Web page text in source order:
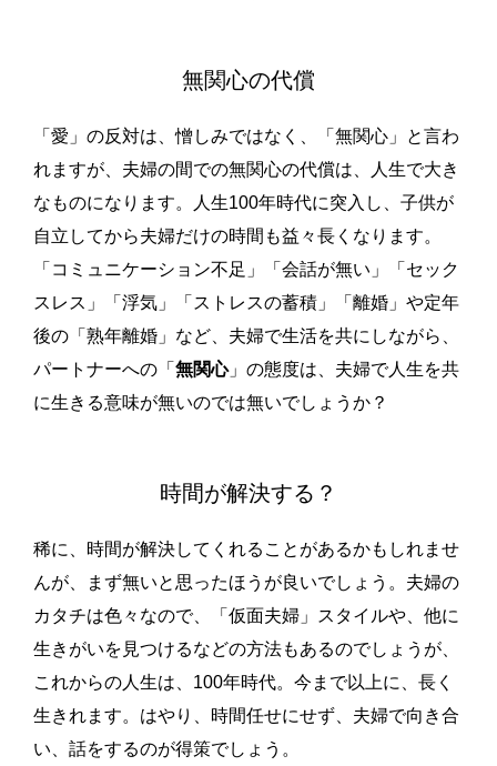
無関心の代償
「愛」の反対は、憎しみではなく、「無関心」と言わ
れますが、夫婦の間での無関心の代償は、人生で大き
なものになります。人生100年時代に突入し、子供が
自立してから夫婦だけの時間も益々長くなります。
「コミュニケーション不足」「会話が無い」「セック
スレス」「浮気」「ストレスの蓄積」「離婚」や定年
後の「熟年離婚」など、夫婦で生活を共にしながら、
パートナーへの「 無関心」の態度は、夫婦で人生を共
に生きる意味が無いのでは無いでしょうか？
時間が解決する？
稀に、時間が解決してくれることがあるかもしれませ
んが、まず無いと思ったほうが良いでしょう。夫婦の
カタチは色々なので、「仮面夫婦」スタイルや、他に
生きがいを見つけるなどの方法もあるのでしょうが、
これからの人生は、100年時代。今まで以上に、長く
生きれます。はやり、時間任せにせず、夫婦で向き合
い、話をするのが得策でしょう。